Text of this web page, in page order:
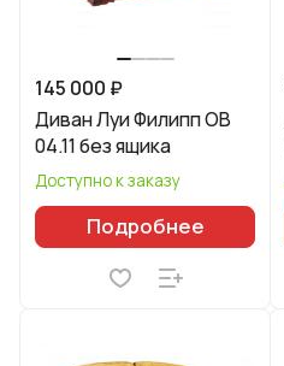
145 000 ₽
Диван Луи Филипп ОВ
04.11 без ящика
Доступно к заказу
Подробнее